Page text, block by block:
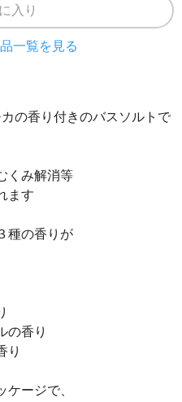
入り
一覧を見る
の香り付きのバスソルトで
くみ解消等
ます
種の香りが
の香り
り
ケージで、